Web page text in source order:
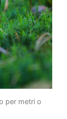
per metri o